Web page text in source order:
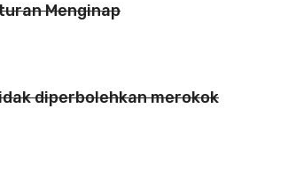
Menginap
diperbolehkan merokok